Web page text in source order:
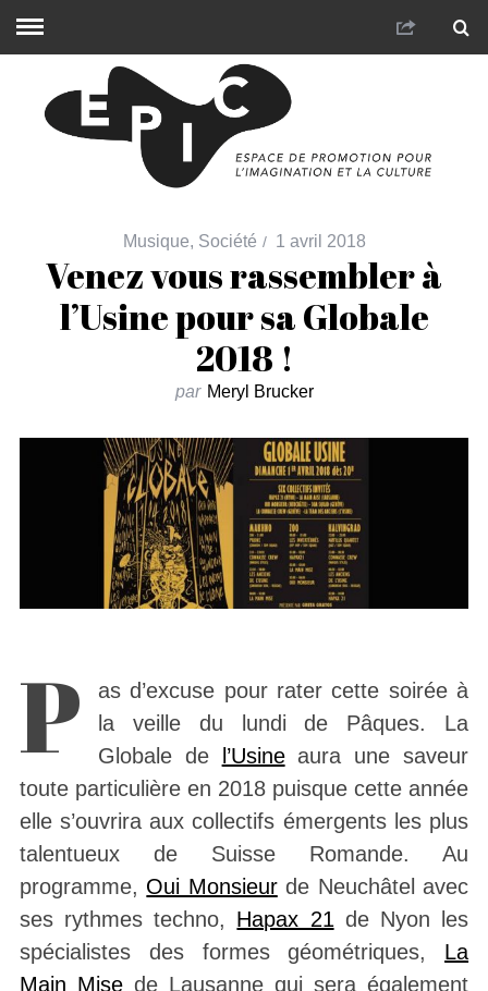
Musique, Société 1 avril 2018
Venez vous rassembler à
l’Usine pour sa Globale
2018 !
par Meryl Brucker
P
as d’excuse pour rater cette soirée à
la veille du lundi de Pâques. La
Globale de l’Usineaura une saveur
toute particulière en 2018 puisque cette année
elle s’ouvrira aux collectifs émergents les plus
talentueux de Suisse Romande. Au
programme, Oui Monsieurde Neuchâtel avec
ses rythmes techno, Hapax 21 de Nyon les
spécialistes des formes géométriques, La
Main Misede Lausanne qui sera également